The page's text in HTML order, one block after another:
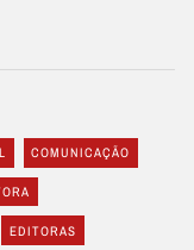
COMUNICAÇÃO
EDITORAS